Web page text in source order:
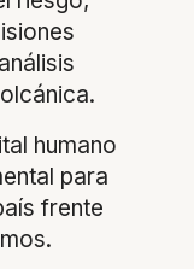
humano
para
frente